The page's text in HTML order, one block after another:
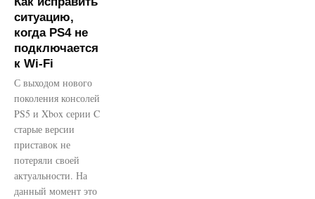
ситуацию,
когда PS4 не
подключается
к Wi-Fi
С выходом нового
поколения консолей
PS5 и Xbox серии C
старые версии
приставок не
потеряли своей
актуальности. На
данный момент это